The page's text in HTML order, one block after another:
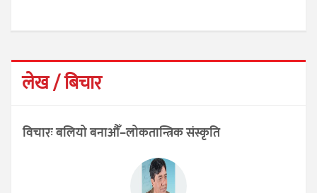
लेख / बिचार
विचारः बलियो बनाऔँ–लोकतान्त्रिक संस्कृति